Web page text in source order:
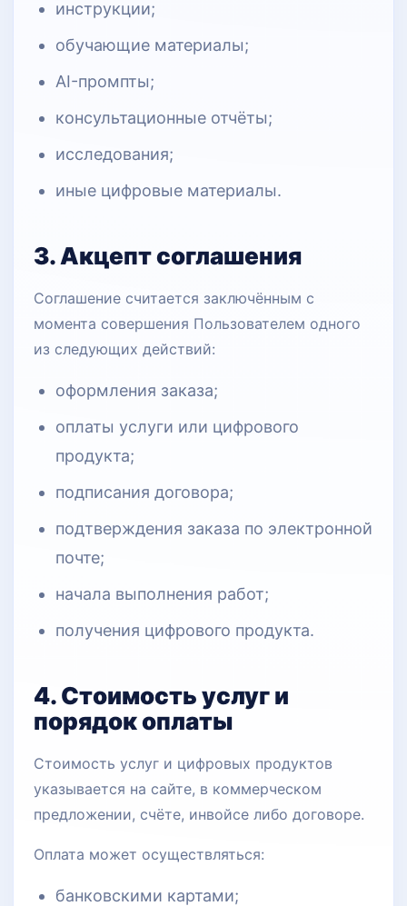
инструкции;
обучающие материалы;
AI-промпты;
консультационные отчёты;
исследования;
иные цифровые материалы.
3. Акцепт соглашения
Соглашение считается заключённым с
момента совершения Пользователем одного
из следующих действий:
оформления заказа;
оплаты услуги или цифрового
продукта;
подписания договора;
подтверждения заказа по электронной
почте;
начала выполнения работ;
получения цифрового продукта.
4. Стоимость услуг и
порядок оплаты
Стоимость услуг и цифровых продуктов
указывается на сайте, в коммерческом
предложении, счёте, инвойсе либо договоре.
Оплата может осуществляться:
банковскими картами;